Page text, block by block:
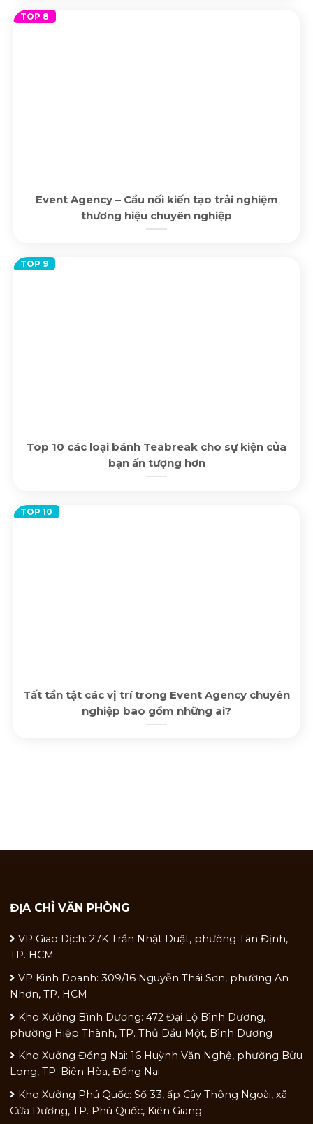
Event Agency – Cầu nối kiến tạo trải nghiệm
thương hiệu chuyên nghiệp
Top 10 các loại bánh Teabreak cho sự kiện của
bạn ấn tượng hơn
Tất tần tật các vị trí trong Event Agency chuyên
nghiệp bao gồm những ai?
ĐỊA CHỈ VĂN PHÒNG
VP Giao Dịch: 27K Trần Nhật Duật, phường Tân Định,
TP. HCM
VP Kinh Doanh: 309/16 Nguyễn Thái Sơn, phường An
Nhơn, TP. HCM
Kho Xưởng Bình Dương: 472 Đại Lộ Bình Dương,
phường Hiệp Thành, TP. Thủ Dầu Một, Bình Dương
Kho Xưởng Đồng Nai: 16 Huỳnh Văn Nghệ, phường Bửu
Long, TP. Biên Hòa, Đồng Nai
Kho Xưởng Phú Quốc: Số 33, ấp Cây Thông Ngoài, xã
Cửa Dương, TP. Phú Quốc, Kiên Giang